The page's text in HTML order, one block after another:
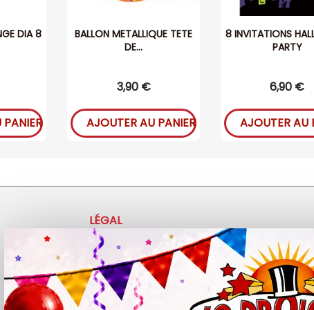
DIA 8
BALLON METALLIQUE TETE
DE...
3,90 €
AJOUTER AU PANIER
8 INVITATIONS
PARTY
6,90 €
AJOUTER AU
LÉGAL
Mentions légales
Politique de confidentialité
Conditions d'utilisation